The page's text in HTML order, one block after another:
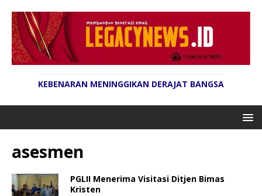
KEBENARAN MENINGGIKAN DERAJAT BANGSA
asesmen
PGLII Menerima Visitasi Ditjen Bimas
Kristen